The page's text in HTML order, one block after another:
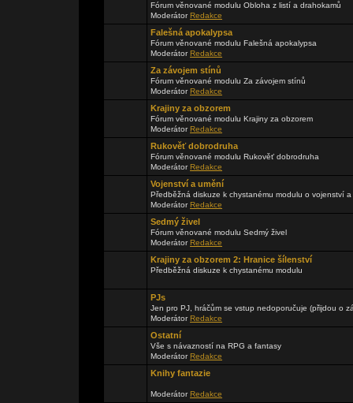
Fórum věnované modulu Obloha z listí a drahokamů
ModerátorRedakce
Falešná apokalypsa
Fórum věnované modulu Falešná apokalypsa
ModerátorRedakce
Za závojem stínů
Fórum věnované modulu Za závojem stínů
ModerátorRedakce
Krajiny za obzorem
Fórum věnované modulu Krajiny za obzorem
ModerátorRedakce
Rukověť dobrodruha
Fórum věnované modulu Rukověť dobrodruha
ModerátorRedakce
Vojenství a umění
Předběžná diskuze k chystanému modulu o vojenství
ModerátorRedakce
Sedmý živel
Fórum věnované modulu Sedmý živel
ModerátorRedakce
Krajiny za obzorem 2: Hranice šílenství
Předběžná diskuze k chystanému modulu
PJs
Jen pro PJ, hráčům se vstup nedoporučuje (přijdou o
ModerátorRedakce
Ostatní
Vše s návazností na RPG a fantasy
ModerátorRedakce
Knihy fantazie
ModerátorRedakce